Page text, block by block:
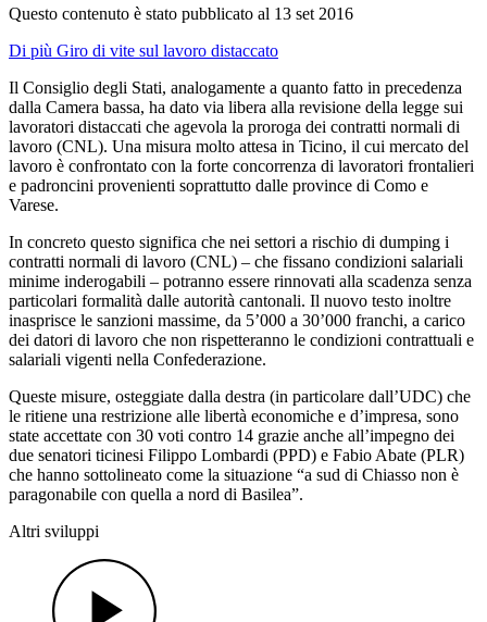
Questo contenuto è stato pubblicato al 13 set 2016
Di più Giro di vite sul lavoro distaccato
Il Consiglio degli Stati, analogamente a quanto fatto in precedenza
dalla Camera bassa, ha dato via libera alla revisione della legge sui
lavoratori distaccati che agevola la proroga dei contratti normali di
lavoro (CNL). Una misura molto attesa in Ticino, il cui mercato del
lavoro è confrontato con la forte concorrenza di lavoratori frontalieri
e padroncini provenienti soprattutto dalle province di Como e
Varese.
In concreto questo significa che nei settori a rischio di dumping i
contratti normali di lavoro (CNL) – che fissano condizioni salariali
minime inderogabili – potranno essere rinnovati alla scadenza senza
particolari formalità dalle autorità cantonali. Il nuovo testo inoltre
inasprisce le sanzioni massime, da 5’000 a 30’000 franchi, a carico
dei datori di lavoro che non rispetteranno le condizioni contrattuali e
salariali vigenti nella Confederazione.
Queste misure, osteggiate dalla destra (in particolare dall’UDC) che
le ritiene una restrizione alle libertà economiche e d’impresa, sono
state accettate con 30 voti contro 14 grazie anche all’impegno dei
due senatori ticinesi Filippo Lombardi (PPD) e Fabio Abate (PLR)
che hanno sottolineato come la situazione “a sud di Chiasso non è
paragonabile con quella a nord di Basilea”.
Altri sviluppi